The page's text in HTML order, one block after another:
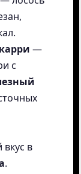
—
с
в
.